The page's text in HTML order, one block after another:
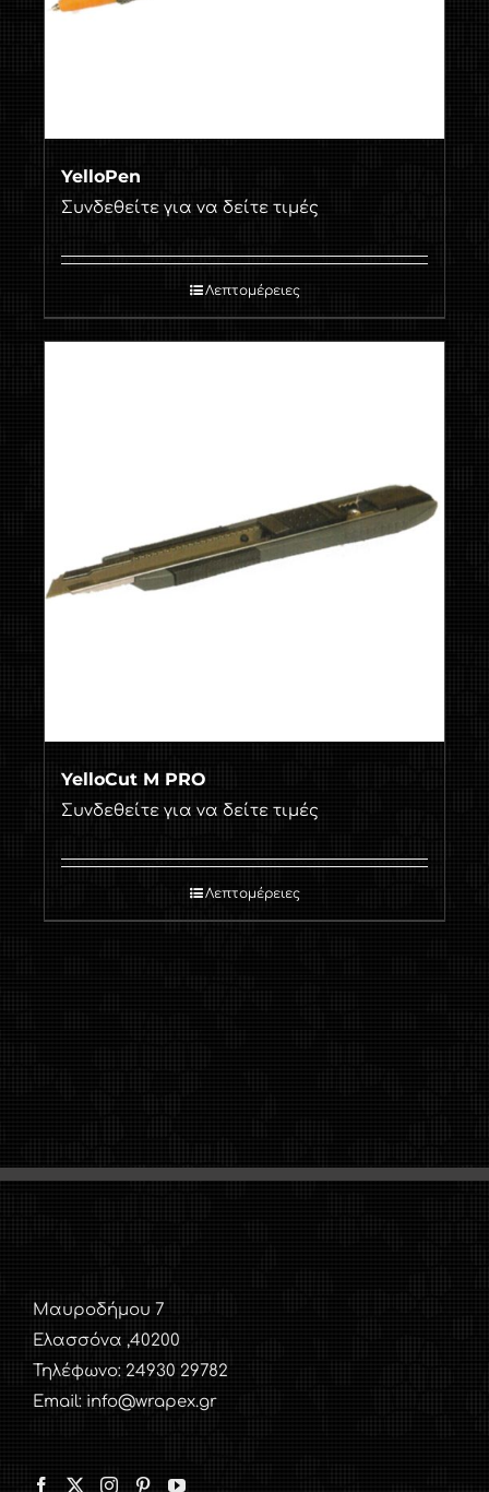
YelloPen
Συνδεθείτε για να δείτε τιμές
Λεπτομέρειες
YelloCut M PRO
Συνδεθείτε για να δείτε τιμές
Λεπτομέρειες
Μαυροδήμου 7
Ελασσόνα ,40200
Τηλέφωνο: 24930 29782
Email: info@wrapex.gr